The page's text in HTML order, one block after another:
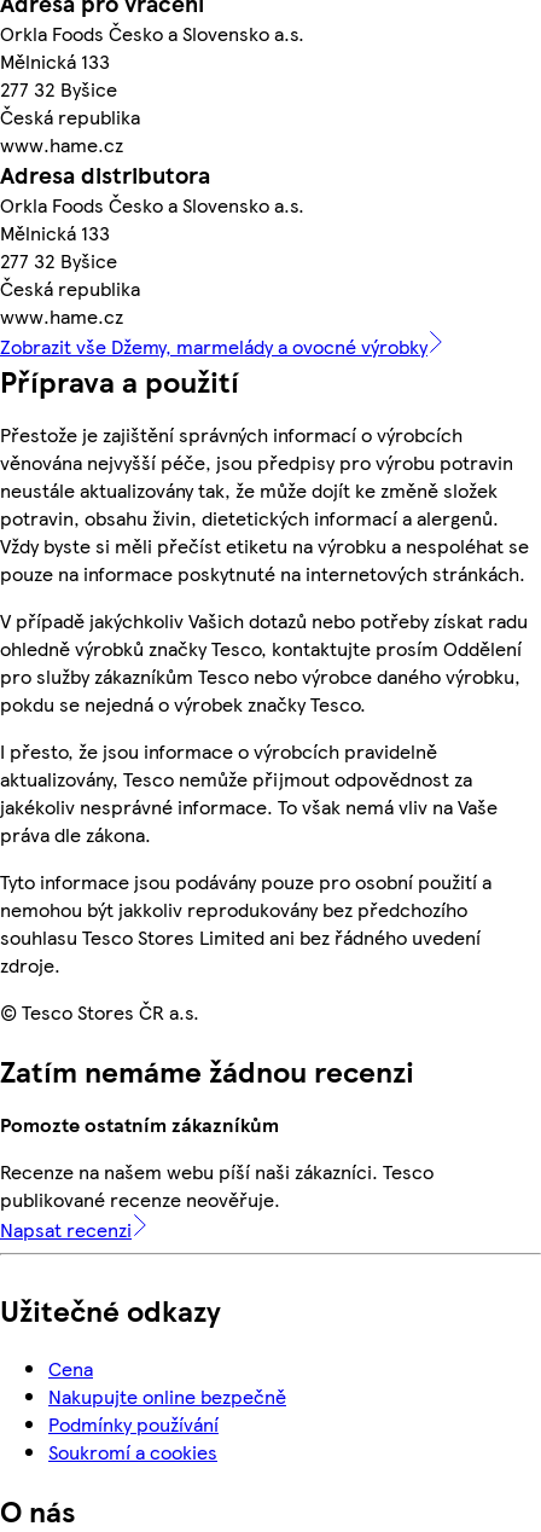
Orkla Foods Česko a Slovensko a.s.
Mělnická 133
277 32 Byšice
Česká republika
www.hame.cz
Adresa distributora
Orkla Foods Česko a Slovensko a.s.
Mělnická 133
277 32 Byšice
Česká republika
www.hame.cz
Zobrazit vše Džemy, marmelády a ovocné výrobky
Příprava a použití
Přestože je zajištění správných informací o výrobcích
věnována nejvyšší péče, jsou předpisy pro výrobu potravin
neustále aktualizovány tak, že může dojít ke změně složek
potravin, obsahu živin, dietetických informací a alergenů.
Vždy byste si měli přečíst etiketu na výrobku a nespoléhat se
pouze na informace poskytnuté na internetových stránkách.
V případě jakýchkoliv Vašich dotazů nebo potřeby získat radu
ohledně výrobků značky Tesco, kontaktujte prosím Oddělení
pro služby zákazníkům Tesco nebo výrobce daného výrobku,
pokdu se nejedná o výrobek značky Tesco.
I přesto, že jsou informace o výrobcích pravidelně
aktualizovány, Tesco nemůže přijmout odpovědnost za
jakékoliv nesprávné informace. To však nemá vliv na Vaše
práva dle zákona.
Tyto informace jsou podávány pouze pro osobní použití a
nemohou být jakkoliv reprodukovány bez předchozího
souhlasu Tesco Stores Limited ani bez řádného uvedení
zdroje.
© Tesco Stores ČR a.s.
Zatím nemáme žádnou recenzi
Pomozte ostatním zákazníkům
Recenze na našem webu píší naši zákazníci. Tesco
publikované recenze neověřuje.
Napsat recenzi
Užitečné odkazy
Cena
Nakupujte online bezpečně
Podmínky používání
Soukromí a cookies
O nás